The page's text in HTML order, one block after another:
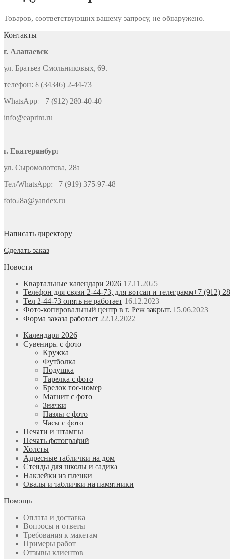
Товаров, соответствующих вашему запросу, не обнаружено.
Контакты
г. Алапаевск
ул. Братьев Смольниковых, 69.
телефон: 8 (34346) 2-44-73
WhatsApp: +7 (912) 280-40-40
info@eaprint.ru
г. Екатеринбург
ул. Сыромолотова, 28а
Тел/WhatsApp: +7 (919) 375-97-48
foto28a@yandex.ru
Написать директору
Сделать заказ
Новости
Квартальные календари 2026 17.11.2025
Телефон для связи 2-44-73, для вотсап и телеграмм+7 (912)
Тел 2-44-73 опять не работает 16.12.2023
Фото-копировальный центр в г. Реж закрыт. 15.06.2023
Форма заказа работает 22.12.2022
Календари 2026
Сувениры с фото
Кружка
Футболка
Подушка
Тарелка с фото
Брелок гос-номер
Магнит с фото
Значки
Пазлы с фото
Часы с фото
Печати и штампы
Печать фотографий
Холсты
Адресные таблички на дом
Стенды для школы и садика
Наклейки из пленки
Овалы и таблички на памятники
Помощь
Оплата и доставка
Вопросы и ответы
Требования к макетам
Примеры работ
Отзывы клиентов